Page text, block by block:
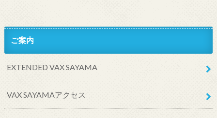
ご案内
EXTENDED VAX SAYAMA
VAX SAYAMAアクセス